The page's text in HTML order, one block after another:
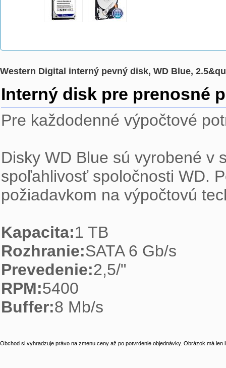
Western Digital interný pevný disk, WD Blue,
Interný disk pre prenosné
Pre každodenné výpočtové
Disky WD Blue sú vyrobené v
spoľahlivosť spoločnosti WD.
požiadavkom na výpočtovú
Kapacita:1 TB
Rozhranie:SATA 6 Gb/s
Prevedenie:2,5/"
RPM:5400
Buffer:8 Mb/s
Obchod si vyhradzuje právo na zmenu ceny až po potvrdenie objednávky. Obrázok má len